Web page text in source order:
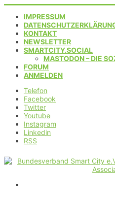
IMPRESSUM
KONTAKT
NEWSLETTER
SMARTCITY.SOCIAL
MASTODON – DIE
FORUM
ANMELDEN
Telefon
Facebook
Twitter
Youtube
Instagram
Linkedin
RSS